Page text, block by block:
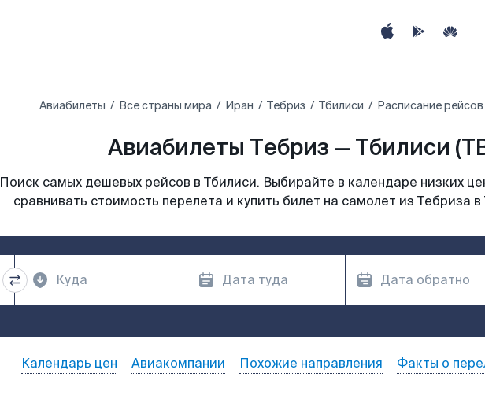
Авиабилеты Все страны мира Иран Тебриз Тбилиси Расписание
Авиабилеты Тебриз — Тбилиси
Поиск самых дешевых рейсов в Тбилиси. Выбирайте в календаре низких
сравнивать стоимость перелета и купить билет на самолет из Тебриза
Календарь цен Авиакомпании Похожие направления Факты о